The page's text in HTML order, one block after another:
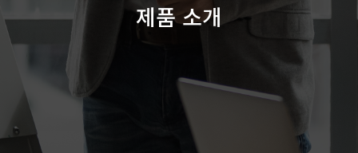
제품 소개